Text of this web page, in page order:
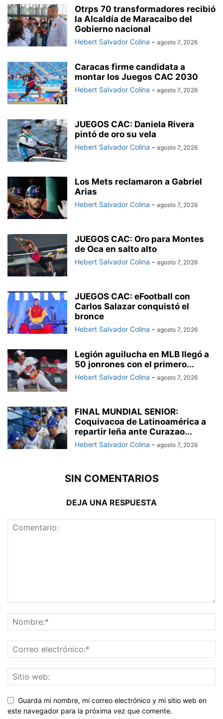
Otrps 70 transformadores recibió
la Alcaldía de Maracaibo del
Gobierno nacional
Hebert Salvador Colina - agosto 7, 2026
Caracas firme candidata a
montar los Juegos CAC 2030
Hebert Salvador Colina - agosto 7, 2026
JUEGOS CAC: Daniela Rivera
pintó de oro su vela
Hebert Salvador Colina - agosto 7, 2026
Los Mets reclamaron a Gabriel
Arias
Hebert Salvador Colina - agosto 7, 2026
JUEGOS CAC: Oro para Montes
de Oca en salto alto
Hebert Salvador Colina - agosto 7, 2026
JUEGOS CAC: eFootball con
Carlos Salazar conquistó el
bronce
Hebert Salvador Colina - agosto 7, 2026
Legión aguilucha en MLB llegó a
50 jonrones con el primero...
Hebert Salvador Colina - agosto 7, 2026
FINAL MUNDIAL SENIOR:
Coquivacoa de Latinoamérica a
repartir leña ante Curazao...
Hebert Salvador Colina - agosto 7, 2026
SIN COMENTARIOS
DEJA UNA RESPUESTA
Guarda mi nombre, mi correo electrónico y mi sitio web en
este navegador para la próxima vez que comente.